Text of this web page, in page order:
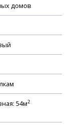
домов
54м2
в нашем
комплекта КР
материалов
элементов